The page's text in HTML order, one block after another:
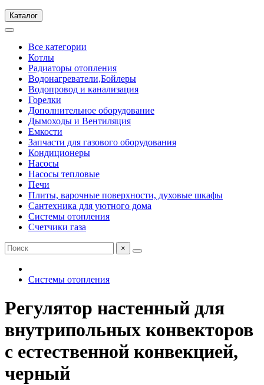
Каталог
Все категории
Котлы
Радиаторы отопления
Водонагреватели,Бойлеры
Водопровод и канализация
Горелки
Дополнительное оборудование
Дымоходы и Вентиляция
Емкости
Запчасти для газового оборудования
Кондиционеры
Насосы
Насосы тепловые
Печи
Плиты, варочные поверхности, духовые шкафы
Сантехника для уютного дома
Системы отопления
Счетчики газа
×
Системы отопления
Регулятор настенный для
внутрипольных конвекторов
с естественной конвекцией,
черный